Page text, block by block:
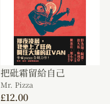
把砒霜留給自己
Mr. Pizza
£12.00